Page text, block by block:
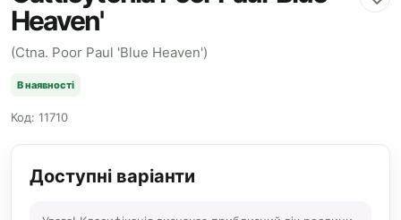
Heaven'
(Ctna. Poor Paul 'Blue Heaven')
В наявності
Код: 11710
Доступні варіанти